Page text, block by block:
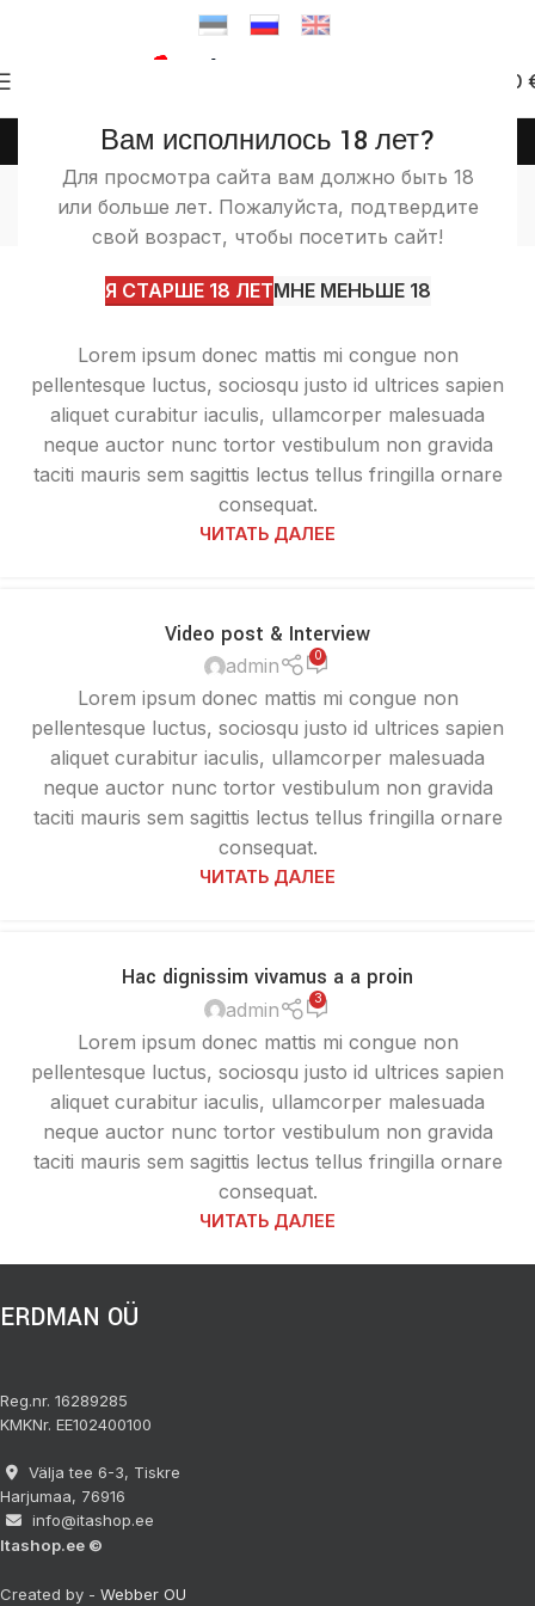
Вам исполнилось 18 лет?
Для просмотра сайта вам должно быть 18
или больше лет. Пожалуйста, подтвердите
свой возраст, чтобы посетить сайт!
Я СТАРШЕ 18 ЛЕТМНЕ МЕНЬШЕ 18
0.00
(+372) 58 58 50 46info@itashop.ee
Graphic Design
Главная Archive by Category "Graphic Design"
Ullamcorper vestibulum
Lorem ipsum donec mattis mi congue non
pellentesque luctus, sociosqu justo id ultrices sapien
aliquet curabitur iaculis, ullamcorper malesuada
neque auctor nunc tortor vestibulum non gravida
taciti mauris sem sagittis lectus tellus fringilla ornare
consequat.
ЧИТАТЬ ДАЛЕЕ
Video post & Interview
admin 0
Lorem ipsum donec mattis mi congue non
pellentesque luctus, sociosqu justo id ultrices sapien
aliquet curabitur iaculis, ullamcorper malesuada
neque auctor nunc tortor vestibulum non gravida
taciti mauris sem sagittis lectus tellus fringilla ornare
consequat.
ЧИТАТЬ ДАЛЕЕ
Hac dignissim vivamus a a proin
admin 3
Lorem ipsum donec mattis mi congue non
pellentesque luctus, sociosqu justo id ultrices sapien
aliquet curabitur iaculis, ullamcorper malesuada
neque auctor nunc tortor vestibulum non gravida
taciti mauris sem sagittis lectus tellus fringilla ornare
consequat.
ЧИТАТЬ ДАЛЕЕ
ERDMAN OÜ
Reg.nr. 16289285
KMKNr. EE102400100
Välja tee 6-3, Tiskre
Harjumaa, 76916
info@itashop.ee
Itashop.ee ©
Created by - Webber OU